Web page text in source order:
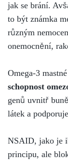
jak se brání.
to být známka
různým
onemocnění,
Omega-3
schopnost
genů uvnitř
látek a
NSAID, jako je
principu, ale